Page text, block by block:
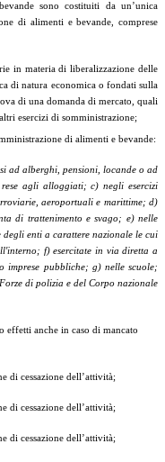
sono costituiti da un’unica
di alimenti e bevande, comprese
in materia di liberalizzazione delle
di natura economica o fondati sulla
di una domanda di mercato, quali
esercizi di somministrazione;
di alimenti e bevande:
ad alberghi, pensioni, locande o ad
rese agli alloggiati; c) negli esercizi
aeroportuali e marittime; d)
di trattenimento e svago; e) nelle
degli enti a carattere nazionale le cui
f) esercitate in via diretta a
imprese pubbliche; g) nelle scuole;
di polizia e del Corpo nazionale
effetti anche in caso di mancato
di cessazione dell’attività;
di cessazione dell’attività;
di cessazione dell’attività;